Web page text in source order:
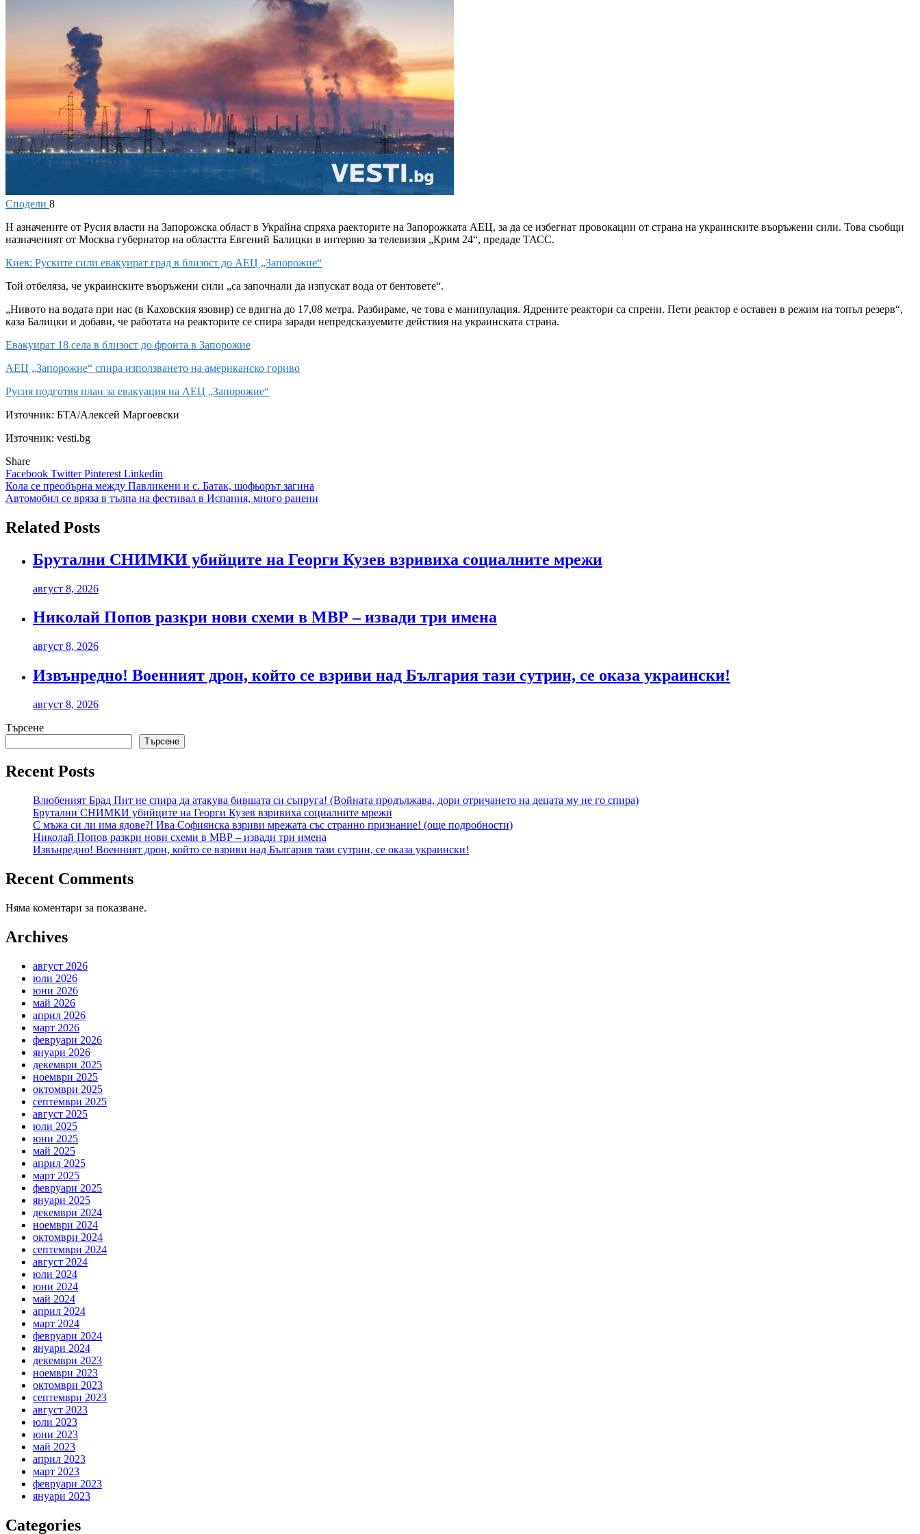
Сподели 8
Н азначените от Русия власти на Запорожска област в Украйна спряха раекторите на Запорожката АЕЦ, за да се избегнат провокации от страна на украинските въоръжени сили. Това съобщи
назначеният от Москва губернатор на областта Евгений Балицки в интервю за телевизия „Крим 24“, предаде ТАСС.
Киев: Руските сили евакуират град в близост до АЕЦ „Запорожие“
Той отбеляза, че украинските въоръжени сили „са започнали да изпускат вода от бентовете“.
„Нивото на водата при нас (в Каховския язовир) се вдигна до 17,08 метра. Разбираме, че това е манипулация. Ядрените реактори са спрени. Пети реактор е оставен в режим на топъл резерв“,
каза Балицки и добави, че работата на реакторите се спира заради непредсказуемите действия на украинската страна.
Евакуират 18 села в близост до фронта в Запорожие
АЕЦ „Запорожие“ спира използването на американско гориво
Русия подготвя план за евакуация на АЕЦ „Запорожие“
Източник: БТА/Алексей Маргоевски
Източник: vesti.bg
Share
Facebook TwitterPinterest Linkedin
Навигация
Кола се преобърна между Павликени и с. Батак, шофьорът загина
Автомобил се вряза в тълпа на фестивал в Испания, много ранени
Related Posts
Брутални СНИМКИ убийците на Георги Кузев взривиха социалните мрежи
август 8, 2026
Николай Попов разкри нови схеми в МВР – извади три имена
август 8, 2026
Извънредно! Военният дрон, който се взриви над България тази сутрин, се оказа украински!
август 8, 2026
Търсене
Търсене
Recent Posts
Влюбеният Брад Пит не спира да атакува бившата си съпруга! (Войната продължава, дори отричането на децата му не го спира)
Брутални СНИМКИ убийците на Георги Кузев взривиха социалните мрежи
С мъжа си ли има ядове?! Ива Софиянска взриви мрежата със странно признание! (още подробности)
Николай Попов разкри нови схеми в МВР – извади три имена
Извънредно! Военният дрон, който се взриви над България тази сутрин, се оказа украински!
Recent Comments
Няма коментари за показване.
Archives
август 2026
юли 2026
юни 2026
май 2026
април 2026
март 2026
февруари 2026
януари 2026
декември 2025
ноември 2025
октомври 2025
септември 2025
август 2025
юли 2025
юни 2025
май 2025
април 2025
март 2025
февруари 2025
януари 2025
декември 2024
ноември 2024
октомври 2024
септември 2024
август 2024
юли 2024
юни 2024
май 2024
април 2024
март 2024
февруари 2024
януари 2024
декември 2023
ноември 2023
октомври 2023
септември 2023
август 2023
юли 2023
юни 2023
май 2023
април 2023
март 2023
февруари 2023
януари 2023
Categories